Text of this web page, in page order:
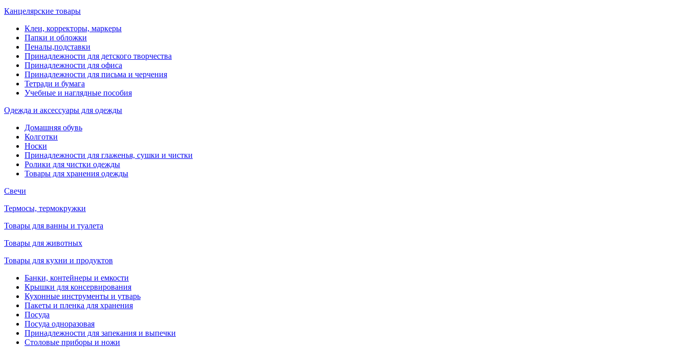
Канцелярские товары
Клеи, корректоры, маркеры
Папки и обложки
Пеналы,подставки
Принадлежности для детского творчества
Принадлежности для офиса
Принадлежности для письма и черчения
Тетради и бумага
Учебные и наглядные пособия
Одежда и аксессуары для одежды
Домашняя обувь
Колготки
Носки
Принадлежности для глаженья, сушки и чистки
Ролики для чистки одежды
Товары для хранения одежды
Свечи
Термосы, термокружки
Товары для ванны и туалета
Товары для животных
Товары для кухни и продуктов
Банки, контейнеры и емкости
Крышки для консервирования
Кухонные инструменты и утварь
Пакеты и пленка для хранения
Посуда
Посуда одноразовая
Принадлежности для запекания и выпечки
Столовые приборы и ножи